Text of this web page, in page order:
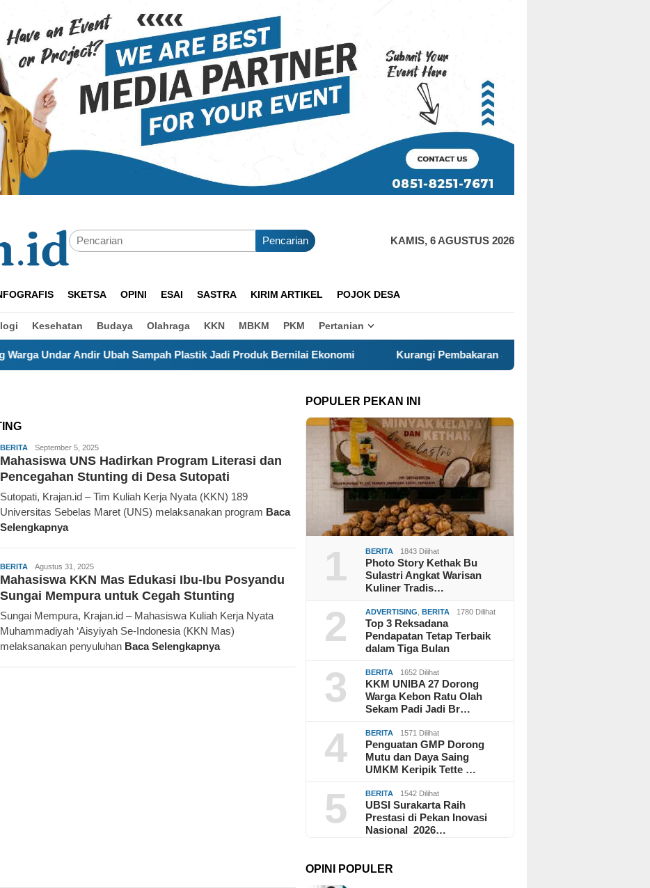
Pencarian KAMIS, 6 AGUSTUS 2026
SKETSA OPINI ESAI SASTRA KIRIM ARTIKEL POJOK DESA
Kesehatan Budaya Olahraga KKN MBKM PKM Pertanian
Sampah Plastik Jadi Produk Bernilai Ekonomi Kurangi Pembakaran Sampah Terbuka, KKN 120 dan Warga Pancuran
BERITA Krajan.id
September 5, 2025
Mahasiswa UNS Hadirkan Program Literasi dan
Pencegahan Stunting di Desa Sutopati
Sutopati, Krajan.id – Tim Kuliah Kerja Nyata (KKN) 189
Universitas Sebelas Maret (UNS) melaksanakan program Baca
Selengkapnya
BERITA Krajan.id
Agustus 31, 2025
Mahasiswa KKN Mas Edukasi Ibu-Ibu Posyandu
Sungai Mempura untuk Cegah Stunting
Sungai Mempura, Krajan.id – Mahasiswa Kuliah Kerja Nyata
Muhammadiyah ‘Aisyiyah Se-Indonesia (KKN Mas)
melaksanakan penyuluhan Baca Selengkapnya
POPULER PEKAN INI
1 BERITA 1843 Dilihat
Photo Story Kethak Bu
Sulastri Angkat Warisan
Kuliner Tradis…
2 ADVERTISING ,BERITA 1780 Dilihat
Top 3 Reksadana
Pendapatan Tetap Terbaik
dalam Tiga Bulan
3 BERITA 1652 Dilihat
KKM UNIBA 27 Dorong
Warga Kebon Ratu Olah
Sekam Padi Jadi Br…
4 BERITA 1571 Dilihat
Penguatan GMP Dorong
Mutu dan Daya Saing
UMKM Keripik Tette …
5 BERITA 1542 Dilihat
UBSI Surakarta Raih
Prestasi di Pekan Inovasi
Nasional 2026…
OPINI POPULER